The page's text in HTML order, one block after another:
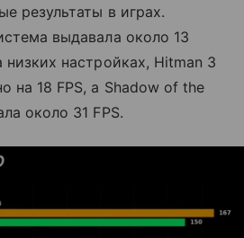
результаты в играх.
выдавала около 13
низких настройках, Hitman 3
на 18 FPS, а Shadow of the
около 31 FPS.